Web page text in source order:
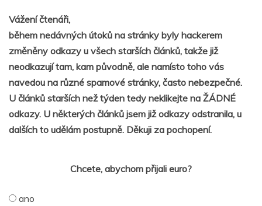
Vážení čtenáři,
během nedávných útoků na stránky byly hackerem
změněny odkazy u všech starších článků, takže již
neodkazují tam, kam původně, ale namísto toho vás
navedou na různé spamové stránky, často nebezpečné.
U článků starších než týden tedy neklikejte na ŽÁDNÉ
odkazy. U některých článků jsem již odkazy odstranila, u
dalších to udělám postupně. Děkuji za pochopení.
Chcete, abychom přijali euro?
ano